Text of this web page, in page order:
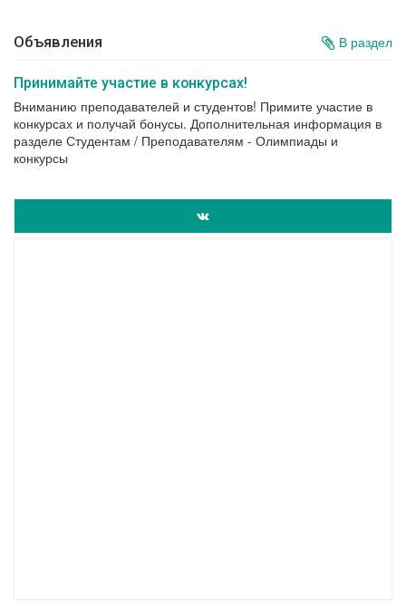
Объявления В раздел
Принимайте участие в конкурсах!
Вниманию преподавателей и студентов! Примите участие в
конкурсах и получай бонусы. Дополнительная информация в
разделе Студентам / Преподавателям - Олимпиады и
конкурсы